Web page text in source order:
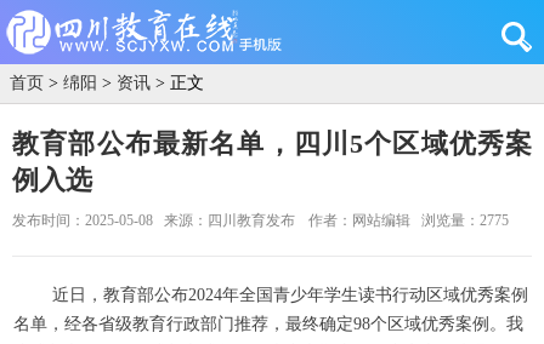
首页 > 绵阳 > 资讯 > 正文
教育部公布最新名单，四川5个区域优秀案
例入选
发布时间：2025-05-08 来源：四川教育发布 作者：网站编辑 浏览量：2775
近日，教育部公布2024年全国青少年学生读书行动区域优秀案例
名单，经各省级教育行政部门推荐，最终确定98个区域优秀案例。我